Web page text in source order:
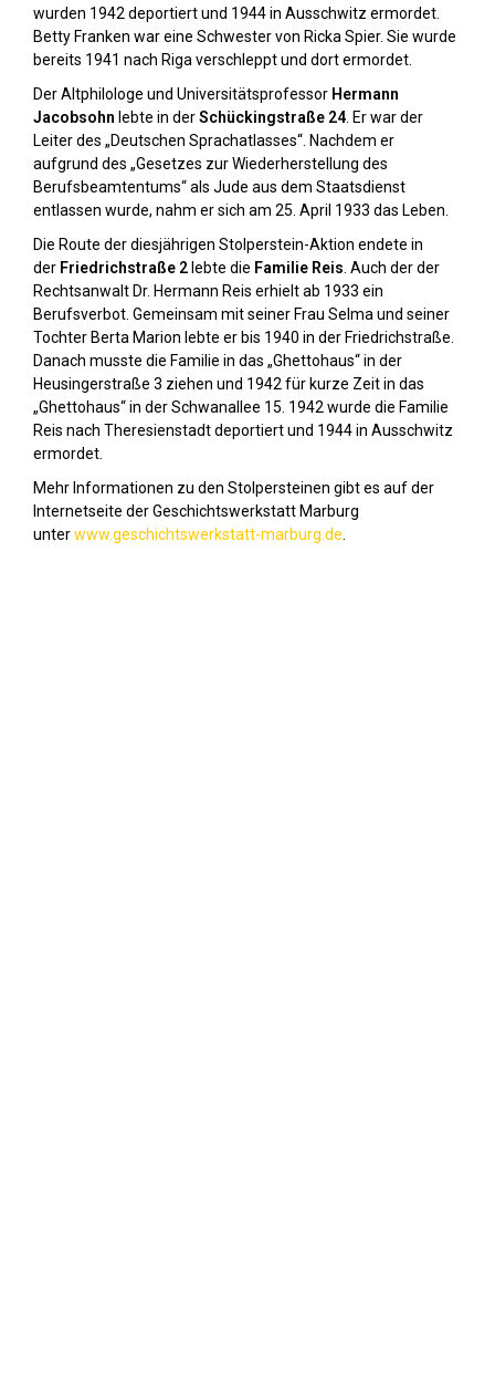
wurden 1942 deportiert und 1944 in Ausschwitz ermordet.
Betty Franken war eine Schwester von Ricka Spier. Sie wurde
bereits 1941 nach Riga verschleppt und dort ermordet.
Der Altphilologe und Universitätsprofessor Hermann
Jacobsohn lebte in derSchückingstraße 24 . Er war der
Leiter des „Deutschen Sprachatlasses“. Nachdem er
aufgrund des „Gesetzes zur Wiederherstellung des
Berufsbeamtentums“ als Jude aus dem Staatsdienst
entlassen wurde, nahm er sich am 25. April 1933 das Leben.
Die Route der diesjährigen Stolperstein-Aktion endete in
der Friedrichstraße 2lebte die Familie Reis . Auch der der
Rechtsanwalt Dr. Hermann Reis erhielt ab 1933 ein
Berufsverbot. Gemeinsam mit seiner Frau Selma und seiner
Tochter Berta Marion lebte er bis 1940 in der Friedrichstraße.
Danach musste die Familie in das „Ghettohaus“ in der
Heusingerstraße 3 ziehen und 1942 für kurze Zeit in das
„Ghettohaus“ in der Schwanallee 15. 1942 wurde die Familie
Reis nach Theresienstadt deportiert und 1944 in Ausschwitz
ermordet.
Mehr Informationen zu den Stolpersteinen gibt es auf der
Internetseite der Geschichtswerkstatt Marburg
unterwww.geschichtswerkstatt-marburg.de